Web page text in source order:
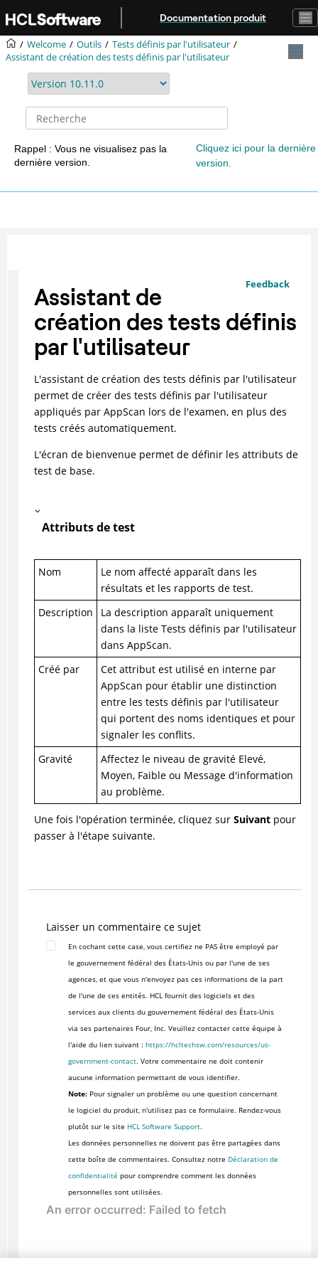
Aller au contenu principal
Documentation produit
Welcome Outils
Tests définis par l'utilisateur
Assistant de création des tests définis par l'utilisateur
Rappel : Vous ne visualisez pas la
dernière version.
Cliquez ici pour la dernière
version.
Feedback
Assistant de
création des tests définis
par l'utilisateur
L'assistant de création des tests définis par l'utilisateur
permet de créer des tests définis par l'utilisateur
appliqués par AppScan lors de l'examen, en plus des
tests créés automatiquement.
L'écran de bienvenue permet de définir les attributs de
test de base.
Attributs de test
Nom
Le nom affecté apparaît dans les
résultats et les rapports de test.
Description
La description apparaît uniquement
dans la liste Tests définis par l'utilisateur
dans AppScan.
Créé par
Cet attribut est utilisé en interne par
AppScan pour établir une distinction
entre les tests définis par l'utilisateur
qui portent des noms identiques et pour
signaler les conflits.
Gravité
Affectez le niveau de gravité Elevé,
Moyen, Faible ou Message d'information
au problème.
Une fois l'opération terminée, cliquez sur Suivantpour
passer à l'étape suivante.
Laisser un commentaire ce sujet
En cochant cette case, vous certifiez ne PAS être employé par
le gouvernement fédéral des États-Unis ou par l'une de ses
agences, et que vous n'envoyez pas ces informations de la part
de l'une de ces entités. HCL fournit des logiciels et des
services aux clients du gouvernement fédéral des États-Unis
via ses partenaires Four, Inc. Veuillez contacter cette équipe à
l'aide du lien suivant : https://hcltechsw.com/resources/us-
government-contact. Votre commentaire ne doit contenir
aucune information permettant de vous identifier.
Note:Pour signaler un problème ou une question concernant
le logiciel du produit, n'utilisez pas ce formulaire. Rendez-vous
plutôt sur le site HCL Software Support.
Les données personnelles ne doivent pas être partagées dans
cette boîte de commentaires. Consultez notre Déclaration de
confidentialité pour comprendre comment les données
personnelles sont utilisées.